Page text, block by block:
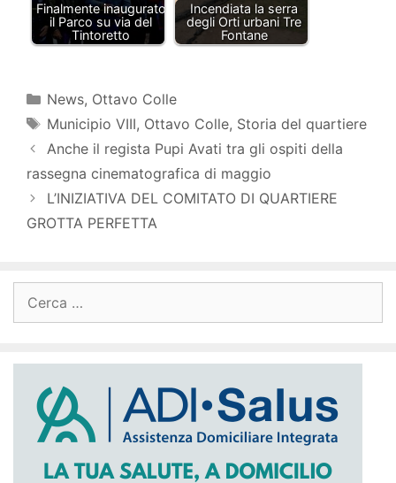
Finalmente inaugurato
il Parco su via del
Tintoretto
Incendiata la serra
degli Orti urbani Tre
Fontane
Categorie
News, Ottavo Colle
Tag
Municipio VIII, Ottavo Colle, Storia del quartiere
Anche il regista Pupi Avati tra gli ospiti della
rassegna cinematografica di maggio
L’INIZIATIVA DEL COMITATO DI QUARTIERE
GROTTA PERFETTA
per: